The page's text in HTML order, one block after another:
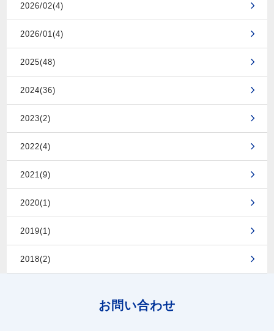
2026/02(4)
2026/01(4)
2025(48)
2024(36)
2023(2)
2022(4)
2021(9)
2020(1)
2019(1)
2018(2)
お問い合わせ